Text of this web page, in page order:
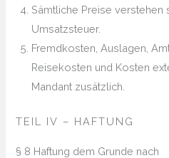
Sämtliche Preise
Umsatzsteuer.
Fremdkosten, Auslagen,
Reisekosten und Kosten
Mandant zusätzlich.
TEIL IV – HAFTUNG
§ 8 Haftung dem Grunde nach